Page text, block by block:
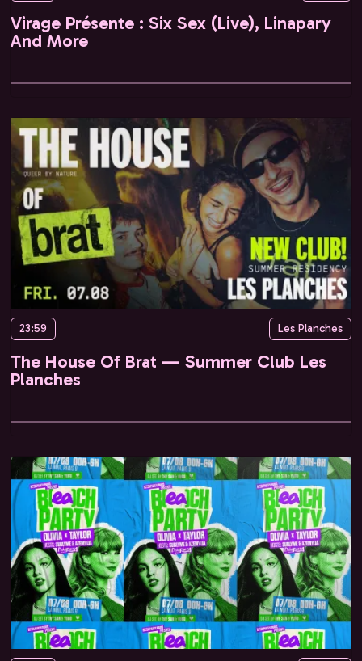
Virage Présente : Six Sex (Live), Linapary
And More
23:59 Les Planches
The House Of Brat — Summer Club Les
Planches